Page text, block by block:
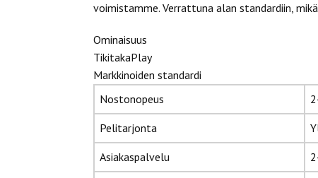
voimistamme. Verrattuna alan standardiin,
Ominaisuus
TikitakaPlay
Markkinoiden standardi
Nostonopeus
Pelitarjonta
Asiakaspalvelu